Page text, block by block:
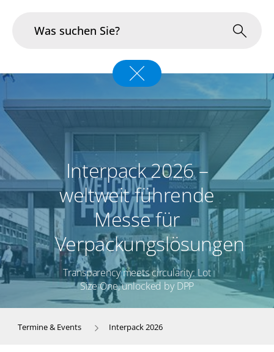
Branchen
Im Fokus
Portfolio
Infrastruktur & Betrieb
Karriere
Blog
Interpack 2026 –
weltweit führende
Messe für
Verpackungslösungen
Transparency meets circularity: Lot
Size One, unlocked by DPP
Termine & Events Interpack 2026